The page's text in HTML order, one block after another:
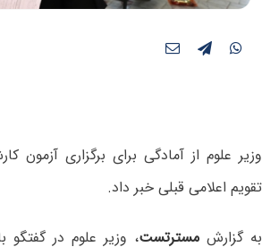
وزیر علوم از آمادگی برای برگزاری آزمون
تقویم اعلامی قبلی خبر داد.
به گزارشمسترتست، وزیر علوم در